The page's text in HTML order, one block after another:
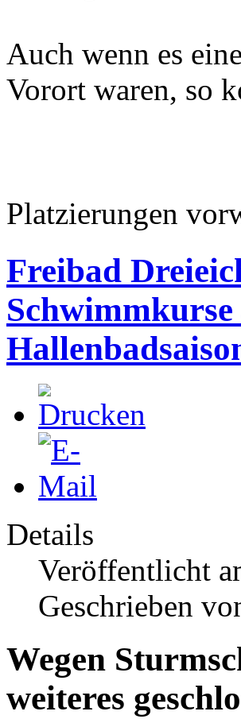
Auch wenn es
Vorort waren, so
Platzierungen
Freibad
Details
Veröffentlicht
Geschrieben
Wegen
weiteres